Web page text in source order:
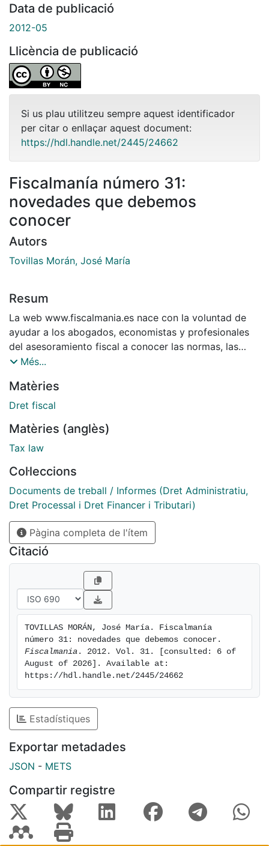
Data de publicació
2012-05
Llicència de publicació
Si us plau utilitzeu sempre aquest identificador
per citar o enllaçar aquest document:
https://hdl.handle.net/2445/24662
Fiscalmanía número 31:
novedades que debemos
conocer
Autors
Tovillas Morán, José María
Resum
La web www.fiscalmania.es nace con la voluntad de
ayudar a los abogados, economistas y profesionales
del asesoramiento fiscal a conocer las normas, las
sentencias y las resoluciones administrativas que,
intereses de de sus clientes.
Més...
Matèries
Dret fiscal
Matèries (anglès)
Tax law
Col·leccions
Documents de treball / Informes (Dret Administratiu,
Dret Processal i Dret Financer i Tributari)
Pàgina completa de l'ítem
Citació
TOVILLAS MORÁN, José María. Fiscalmanía
Fiscalmania . 2012. Vol. 31. [consulted: 6 of
August of 2026]. Available at:
https://hdl.handle.net/2445/24662
Estadístiques
Exportar metadades
JSON - METS
Compartir registre